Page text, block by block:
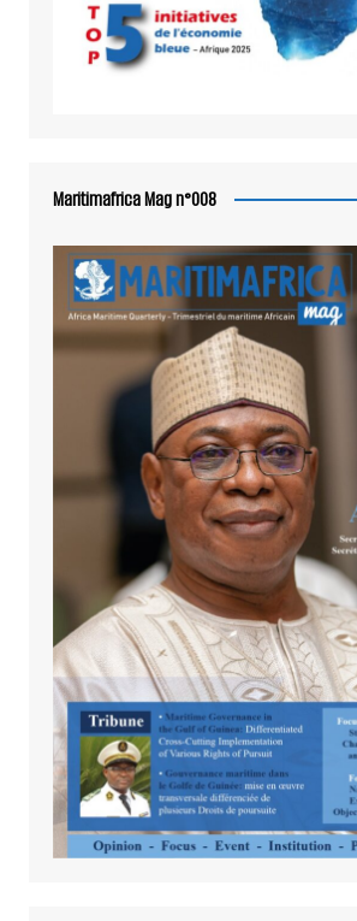
Maritimafrica Mag n°008